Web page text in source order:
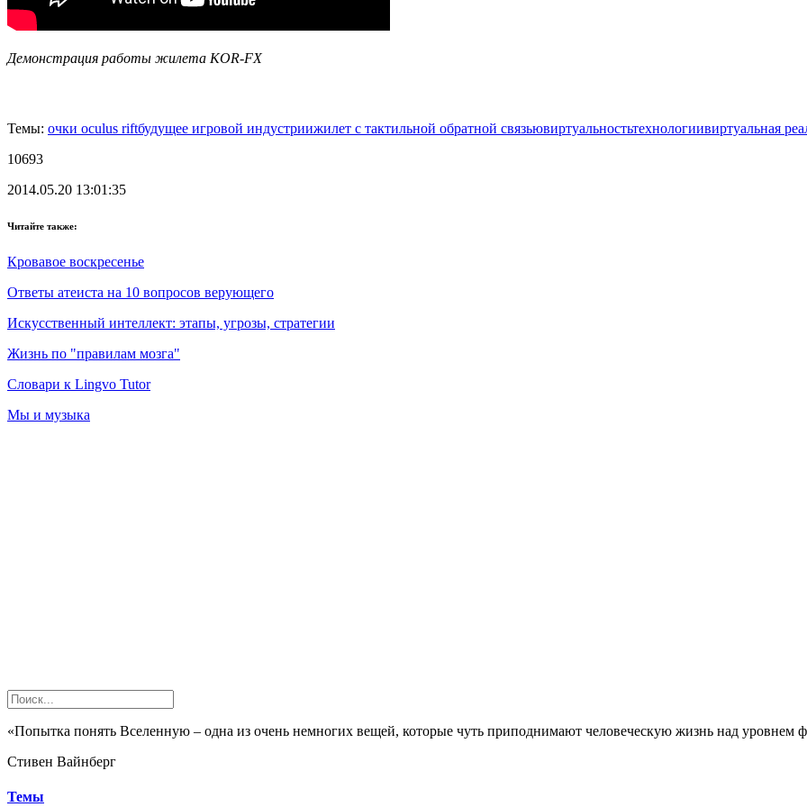
Демонстрация работы жилета KOR-FX
Темы: очки oculus riftбудущее игровой индустриижилет с тактильной обратной связьювиртуальностьтехнологиивиртуальная
10693
2014.05.20 13:01:35
Читайте также:
Кровавое воскресенье
Ответы атеиста на 10 вопросов верующего
Искусственный интеллект: этапы, угрозы, стратегии
Жизнь по "правилам мозга"
Cловари к Lingvo Tutor
Мы и музыка
«Попытка понять Вселенную – одна из очень немногих вещей, которые чуть приподнимают человеческую жизнь над уровнем
Стивен Вайнберг
Темы